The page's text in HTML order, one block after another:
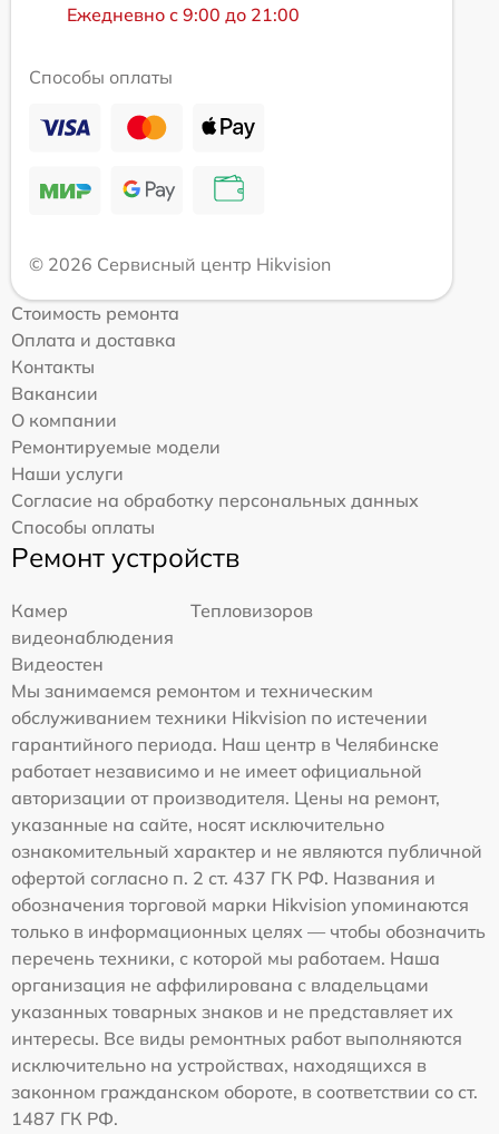
Ежедневно с 9:00 до 21:00
Способы оплаты
© 2026 Сервисный центр Hikvision
Стоимость ремонта
Оплата и доставка
Контакты
Вакансии
О компании
Ремонтируемые модели
Наши услуги
Согласие на обработку персональных данных
Способы оплаты
Ремонт устройств
Камер
видеонаблюдения
Тепловизоров
Видеостен
Мы занимаемся ремонтом и техническим
обслуживанием техники Hikvision по истечении
гарантийного периода. Наш центр в Челябинске
работает независимо и не имеет официальной
авторизации от производителя. Цены на ремонт,
указанные на сайте, носят исключительно
ознакомительный характер и не являются публичной
офертой согласно п. 2 ст. 437 ГК РФ. Названия и
обозначения торговой марки Hikvision упоминаются
только в информационных целях — чтобы обозначить
перечень техники, с которой мы работаем. Наша
организация не аффилирована с владельцами
указанных товарных знаков и не представляет их
интересы. Все виды ремонтных работ выполняются
исключительно на устройствах, находящихся в
законном гражданском обороте, в соответствии со ст.
1487 ГК РФ.